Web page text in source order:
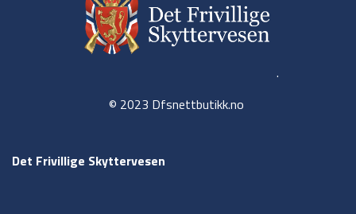
.
© 2023 Dfsnettbutikk.no
Det Frivillige Skyttervesen